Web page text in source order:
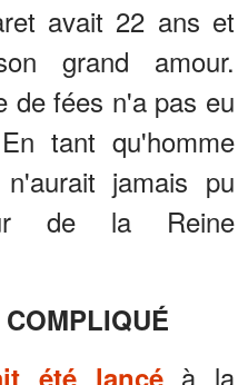
avait 22 ans et
grand amour.
de fées n'a pas eu
tant qu'homme
jamais pu
de la Reine
à la